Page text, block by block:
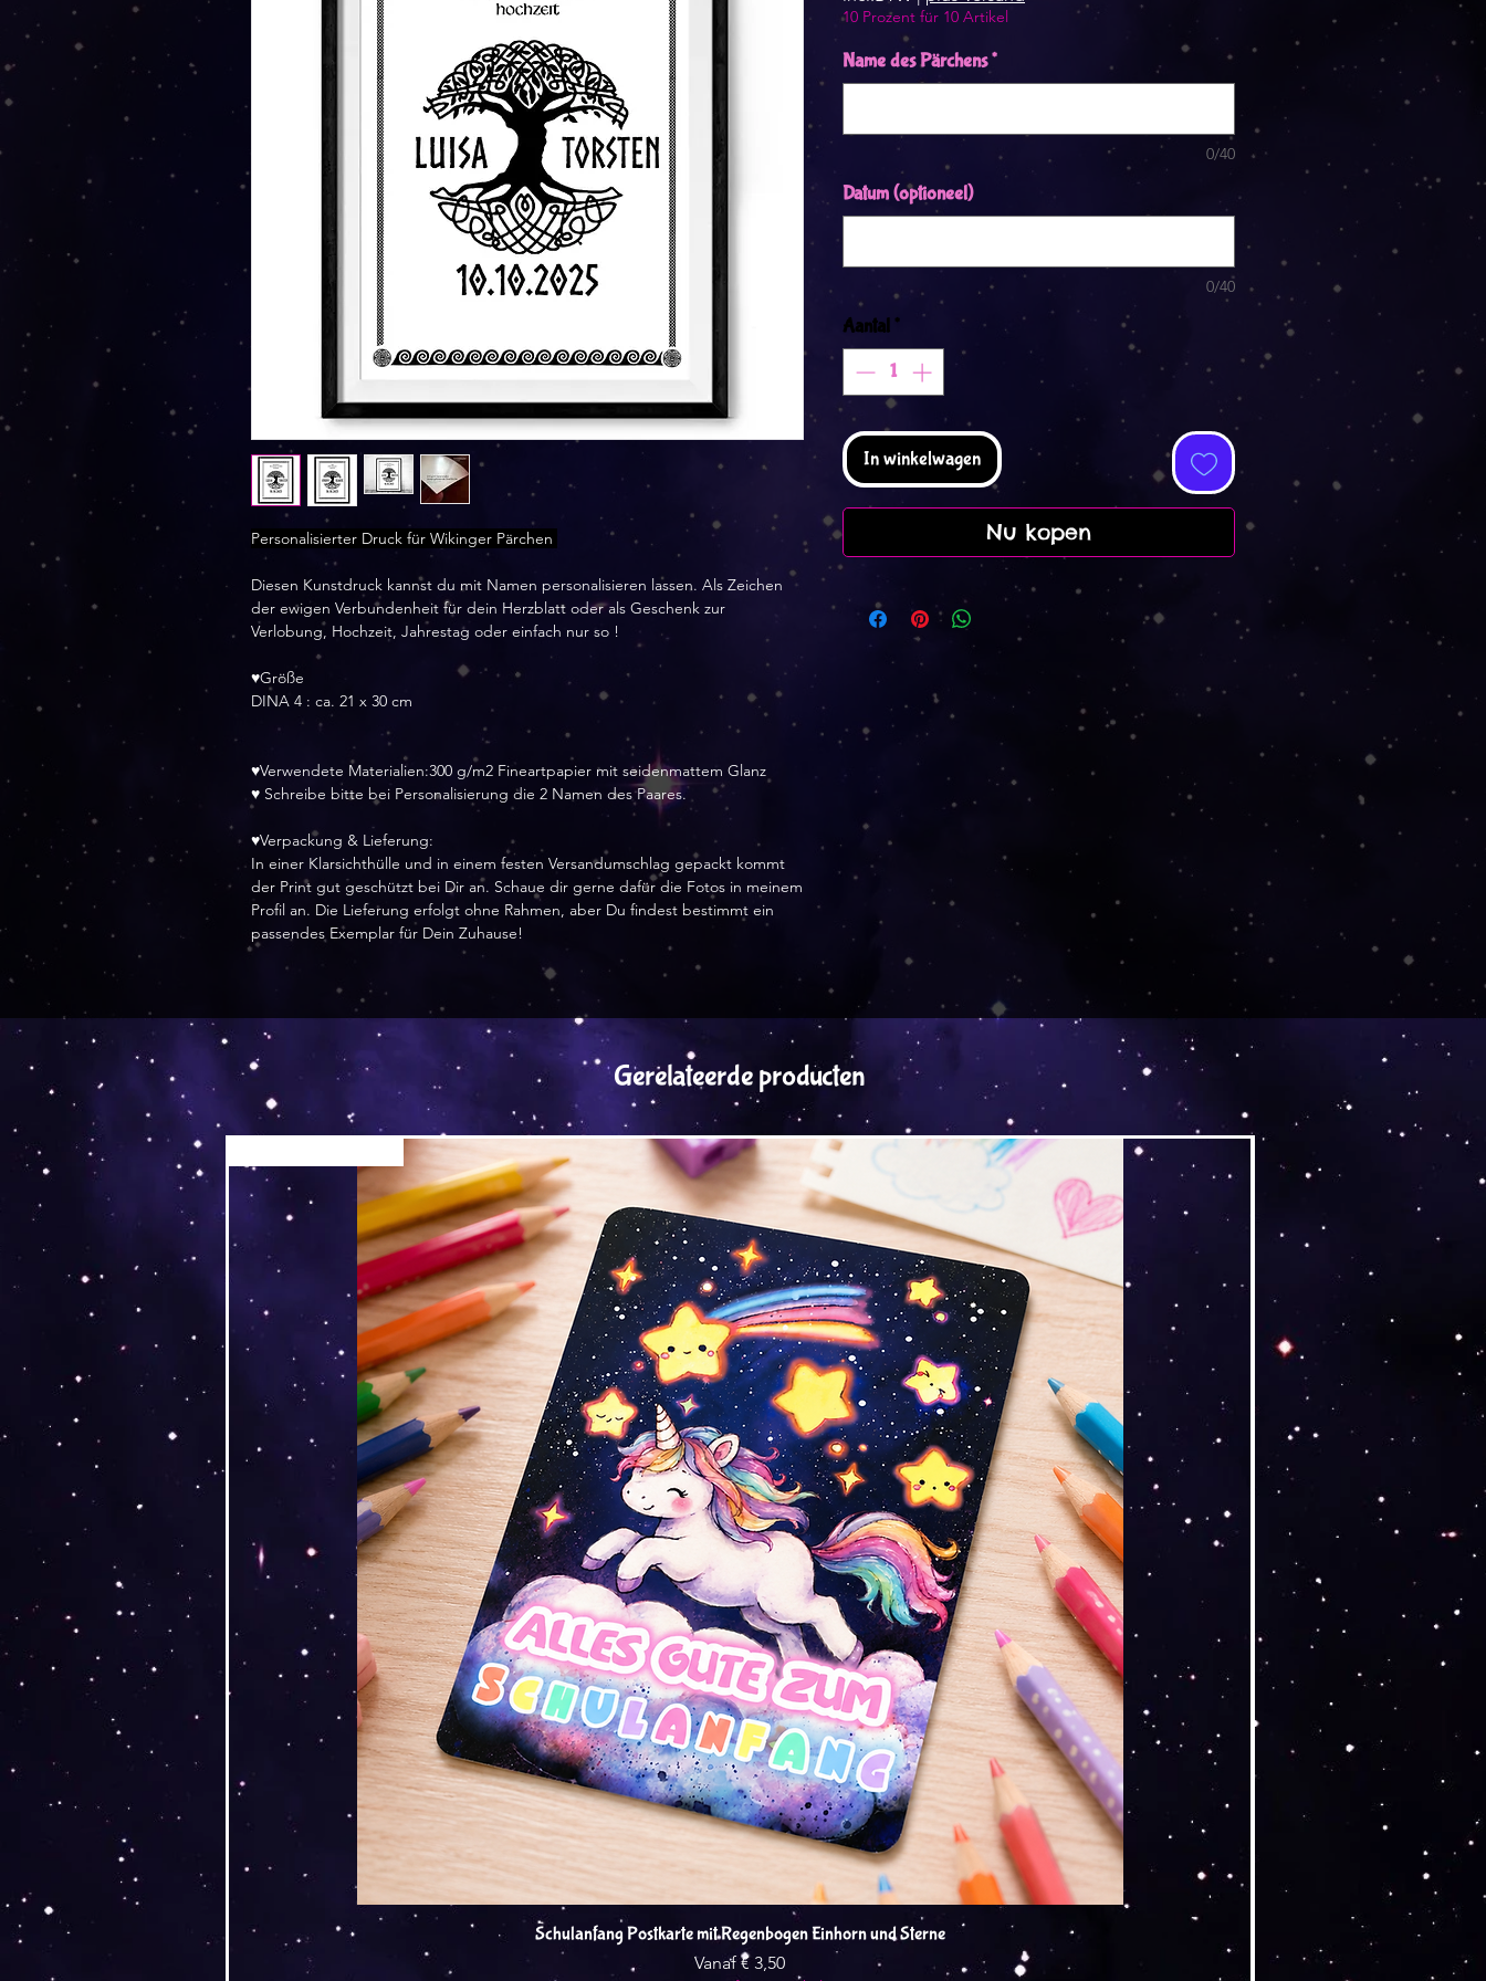
Personalisierter Druck für Wikinger Pärchen
Diesen Kunstdruck kannst du mit Namen personalisieren lassen. Als Zeichen
der ewigen Verbundenheit für dein Herzblatt oder als Geschenk zur
Verlobung, Hochzeit, Jahrestag oder einfach nur so !
♥Größe
DINA 4 : ca. 21 x 30 cm
♥Verwendete Materialien:300 g/m2 Fineartpapier mit seidenmattem Glanz
♥ Schreibe bitte bei Personalisierung die 2 Namen des Paares.
♥Verpackung & Lieferung:
In einer Klarsichthülle und in einem festen Versandumschlag gepackt kommt
der Print gut geschützt bei Dir an. Schaue dir gerne dafür die Fotos in meinem
Profil an. Die Lieferung erfolgt ohne Rahmen, aber Du findest bestimmt ein
passendes Exemplar für Dein Zuhause!
10 Prozent für 10 Artikel
Name des Pärchens*
0/40
Datum (optioneel)
0/40
Aantal*
In winkelwagen
Nu kopen
Gerelateerde producten
Snel overzicht
Schulanfang Postkarte mit Regenbogen Einhorn und Sterne
Vanaf € 3,50
Verkoopprijs